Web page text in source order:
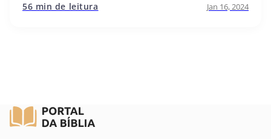
56 min de leitura Jan 16, 2024